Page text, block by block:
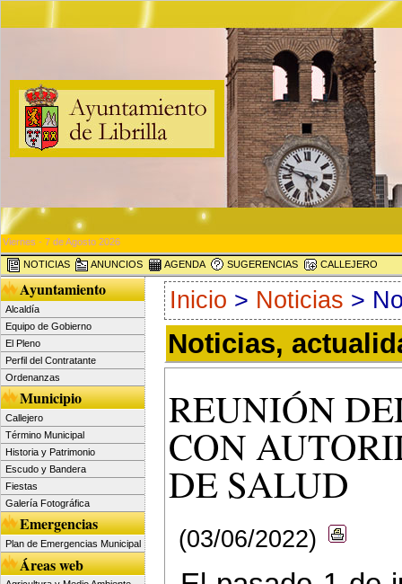
Viernes - 7 de Agosto 2026
NOTICIAS ANUNCIOS AGENDA SUGERENCIAS CALLEJERO
Ayuntamiento
Alcaldía
Equipo de Gobierno
El Pleno
Perfil del Contratante
Ordenanzas
Municipio
Callejero
Término Municipal
Historia y Patrimonio
Escudo y Bandera
Fiestas
Galería Fotográfica
Emergencias
Plan de Emergencias Municipal
Áreas web
Inicio > Noticias >
Noticias,
REUNIÓN
CON
DE SALUD
(03/06/2022)